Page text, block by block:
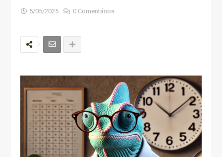
5/05/2025 0 Comentários